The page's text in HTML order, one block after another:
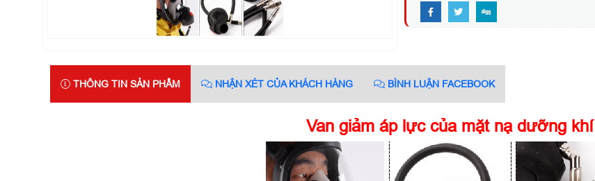
THÔNG TIN SẢN PHẨM NHẬN XÉT CỦA KHÁCH HÀNG BÌNH LUẬN FACEBOOK
Van giảm áp lực của mặt nạ dưỡng khí